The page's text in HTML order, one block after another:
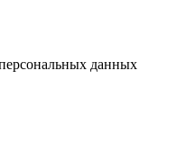
данных